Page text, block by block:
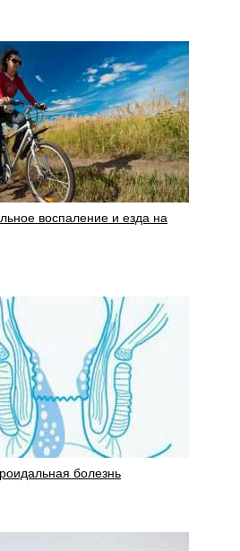
воспаление и езда на
болезнь